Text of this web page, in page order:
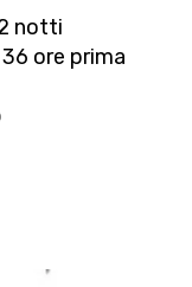
notti
ore prima